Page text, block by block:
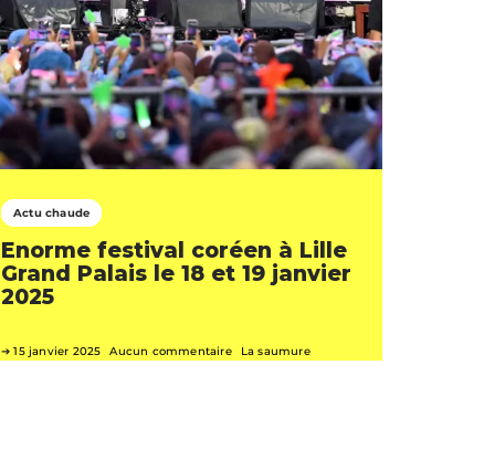
Actu chaude
Enorme festival coréen à Lille
Grand Palais le 18 et 19 janvier
2025
15 janvier 2025 Aucun commentaire La saumure